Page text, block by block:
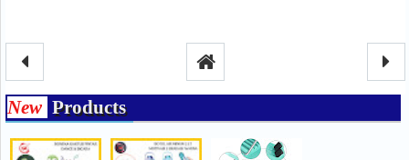
New Products